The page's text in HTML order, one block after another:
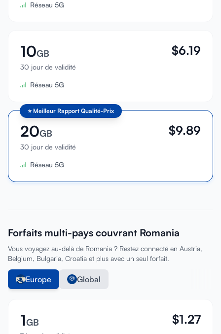
Réseau 5G
10GB
30 jour de validité
$6.19
Réseau 5G
⭐ Meilleur Rapport Qualité-Prix
20GB
30 jour de validité
$9.89
Réseau 5G
Forfaits multi-pays couvrant Romania
Vous voyagez au-delà de Romania ? Restez connecté en Austria,
Belgium, Bulgaria, Croatia et plus avec un seul forfait.
Europe Global
1GB $1.27